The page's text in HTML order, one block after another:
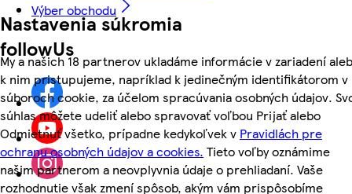
Nastavenia súkromia
My a našich 18 partnerov ukladáme informácie v zariadení
k nim pristupujeme, napríklad k jedinečným identifikátorom v
súboroch cookie, za účelom spracúvania osobných údajov.
súhlas môžete udeliť alebo spravovať voľbou Prijať alebo
Odmietnuť všetko, prípadne kedykoľvek v Pravidlách pre
ochranu osobných údajov a cookies. Tieto voľby oznámime
našim partnerom a neovplyvnia údaje o prehliadaní. Vaše
rozhodnutie však zmení spôsob, akým vám prispôsobíme
Výber obchodu
followUs